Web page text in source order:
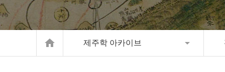
home 제주학 아카이브